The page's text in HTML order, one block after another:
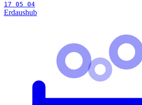
17 05 04
Erdaushub